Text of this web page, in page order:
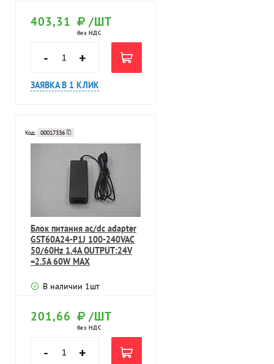
403,31 /ШТ
без НДС
- +
ЗАЯВКА В 1 КЛИК
Код: 00017336
Блок питания ac/dc adapter
GST60A24-P1J 100-240VAC
50/60Hz 1.4A OUTPUT:24V
=2.5A 60W MAX
В наличии 1шт
201,66 /ШТ
без НДС
- +